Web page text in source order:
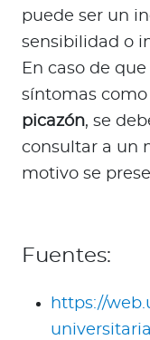
puede ser un
sensibilidad o
En caso de
síntomas como
picazón, se
consultar a un
motivo se
Fuentes:
https://